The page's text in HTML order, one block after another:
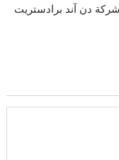
شركة دن آند برادستريت